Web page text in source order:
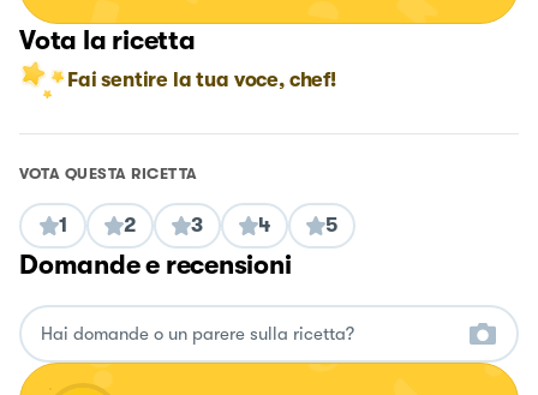
Vota la ricetta
Fai sentire la tua voce, chef!
VOTA QUESTA RICETTA
1 2 3 4 5
Domande e recensioni